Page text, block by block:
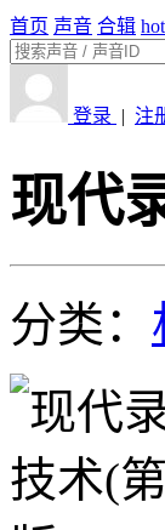
首页 声音 合辑 hot
登录 | 注
现代
分类：